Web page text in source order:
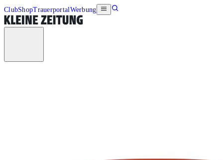
ClubShopTrauerportalWerbung